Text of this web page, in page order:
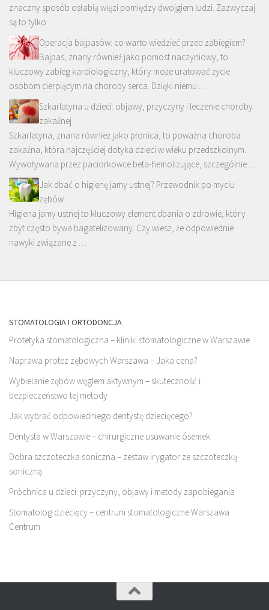
znaczny sposób osłabią więzi pomiędzy dwojgiem ludzi. Zazwyczaj
są to tylko …
Operacja bajpasów: co warto wiedzieć przed zabiegiem?
Bajpas, znany również jako pomost naczyniowy, to
kluczowy zabieg kardiologiczny, który może uratować życie
osobom cierpiącym na choroby serca. Dzięki niemu …
Szkarlatyna u dzieci: objawy, przyczyny i leczenie choroby
zakaźnej
Szkarlatyna, znana również jako płonica, to poważna choroba
zakaźna, która najczęściej dotyka dzieci w wieku przedszkolnym.
Wywoływana przez paciorkowce beta-hemolizujące, szczególnie …
Jak dbać o higienę jamy ustnej? Przewodnik po myciu
zębów
Higiena jamy ustnej to kluczowy element dbania o zdrowie, który
zbyt często bywa bagatelizowany. Czy wiesz, że odpowiednie
nawyki związane z …
STOMATOLOGIA I ORTODONCJA
Protetyka stomatologiczna – kliniki stomatologiczne w Warszawie
Naprawa protez zębowych Warszawa – Jaka cena?
Wybielanie zębów węglem aktywnym – skuteczność i
bezpieczeństwo tej metody
Jak wybrać odpowiedniego dentystę dziecięcego?
Dentysta w Warszawie – chirurgiczne usuwanie ósemek
Dobra szczoteczka soniczna – zestaw irygator ze szczoteczką
soniczną
Próchnica u dzieci: przyczyny, objawy i metody zapobiegania
Stomatolog dziecięcy – centrum stomatologiczne Warszawa
Centrum